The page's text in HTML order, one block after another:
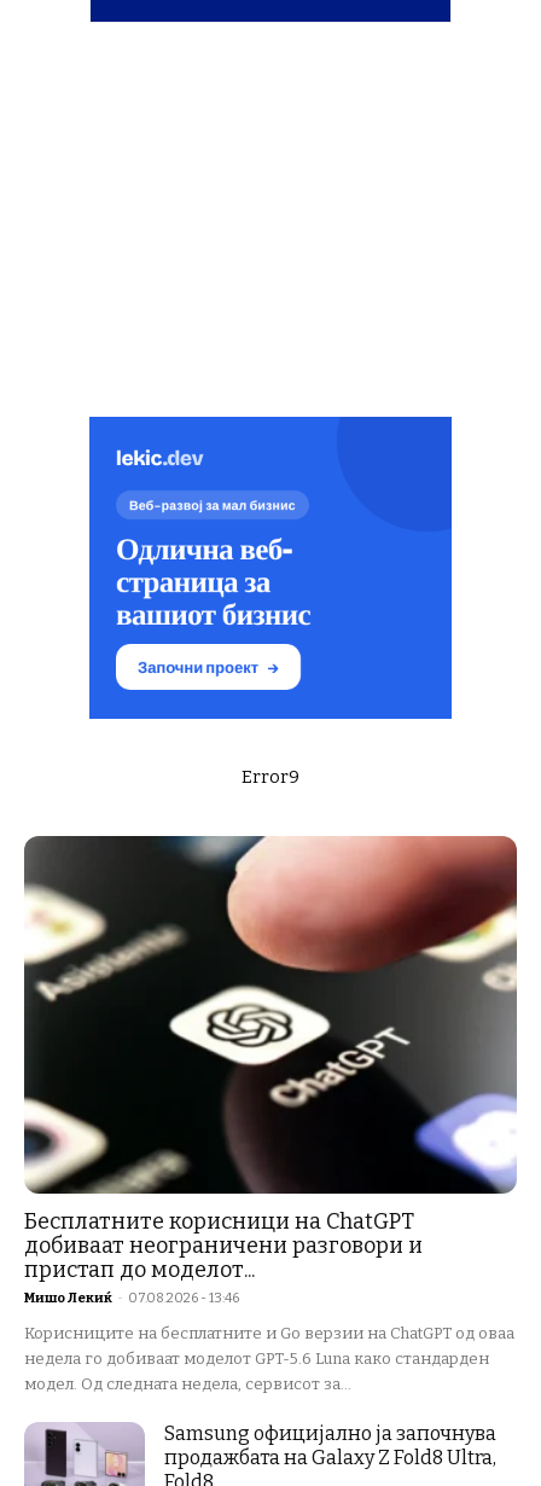
Error9
Бесплатните корисници на ChatGPT
добиваат неограничени разговори и
пристап до моделот...
Мишо Лекиќ - 07.08.2026 - 13:46
Корисниците на бесплатните и Go верзии на ChatGPT од оваа
недела го добиваат моделот GPT-5.6 Luna како стандарден
модел. Од следната недела, сервисот за...
Samsung официјално ја започнува
продажбата на Galaxy Z Fold8 Ultra,